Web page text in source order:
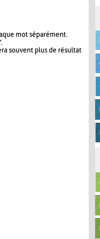
mot séparément.
.
souvent plus de résultat